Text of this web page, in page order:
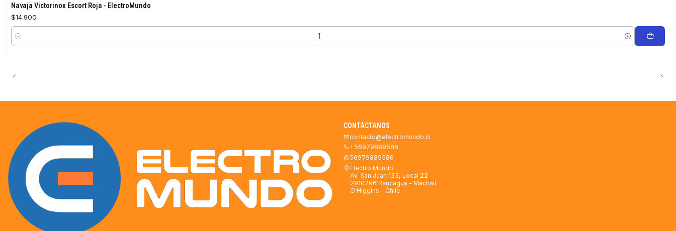
Navaja Victorinox Escort Roja - ElectroMundo
$14.900
Cantidad
CONTÁCTANOS
contacto@electromundo.cl
+56979889586
56979889586
Electro Mundo
Av. San Juan 133, Local 22
2910796 Rancagua - Machalí
O'Higgins - Chile